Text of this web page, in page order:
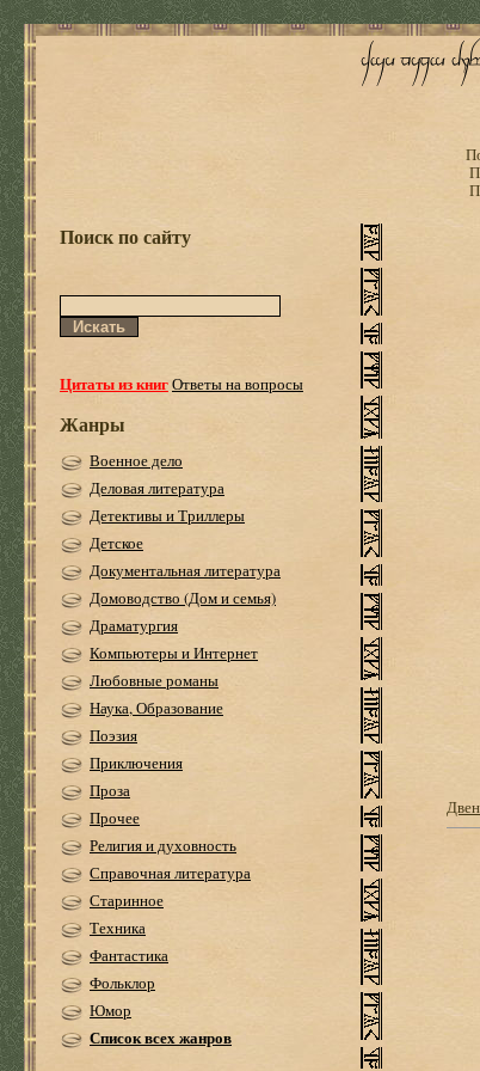
Поиск по сайту
Цитаты из книгОтветы на вопросы
Жанры
Военное дело
Деловая литература
Детективы и Триллеры
Детское
Документальная литература
Домоводство (Дом и семья)
Драматургия
Компьютеры и Интернет
Любовные романы
Наука, Образование
Поэзия
Приключения
Проза
Прочее
Религия и духовность
Справочная литература
Старинное
Техника
Фантастика
Фольклор
Юмор
Список всех жанров